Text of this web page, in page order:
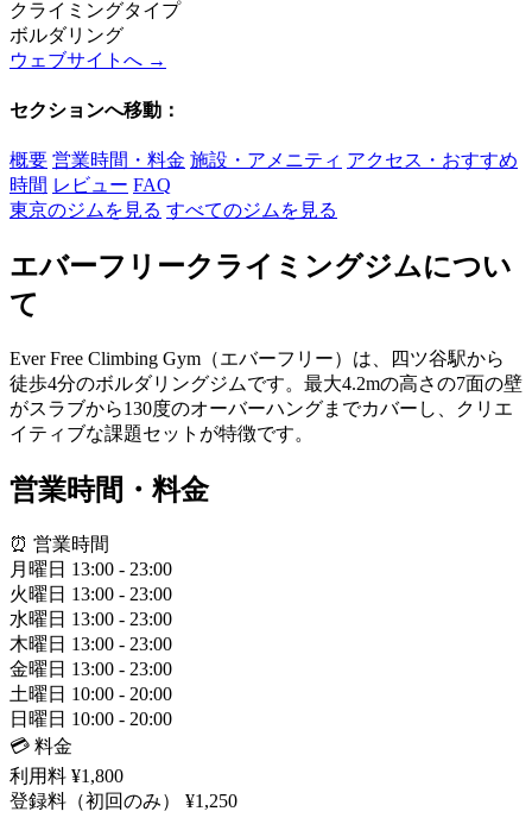
クライミングタイプ
ボルダリング
ウェブサイトへ →
セクションへ移動：
概要 営業時間・料金 施設・アメニティ アクセス・おすすめ
時間 レビュー FAQ
東京のジムを見る すべてのジムを見る
エバーフリークライミングジムについ
て
Ever Free Climbing Gym（エバーフリー）は、四ツ谷駅から
徒歩4分のボルダリングジムです。最大4.2mの高さの7面の壁
がスラブから130度のオーバーハングまでカバーし、クリエ
イティブな課題セットが特徴です。
営業時間・料金
⏰ 営業時間
月曜日 13:00 - 23:00
火曜日 13:00 - 23:00
水曜日 13:00 - 23:00
木曜日 13:00 - 23:00
金曜日 13:00 - 23:00
土曜日 10:00 - 20:00
日曜日 10:00 - 20:00
💳 料金
利用料 ¥1,800
登録料（初回のみ）
¥1,250